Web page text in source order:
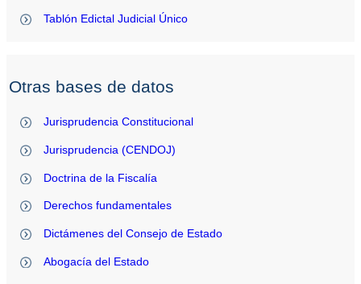
Tablón Edictal Judicial Único
Otras bases de datos
Jurisprudencia Constitucional
Jurisprudencia (CENDOJ)
Doctrina de la Fiscalía
Derechos fundamentales
Dictámenes del Consejo de Estado
Abogacía del Estado